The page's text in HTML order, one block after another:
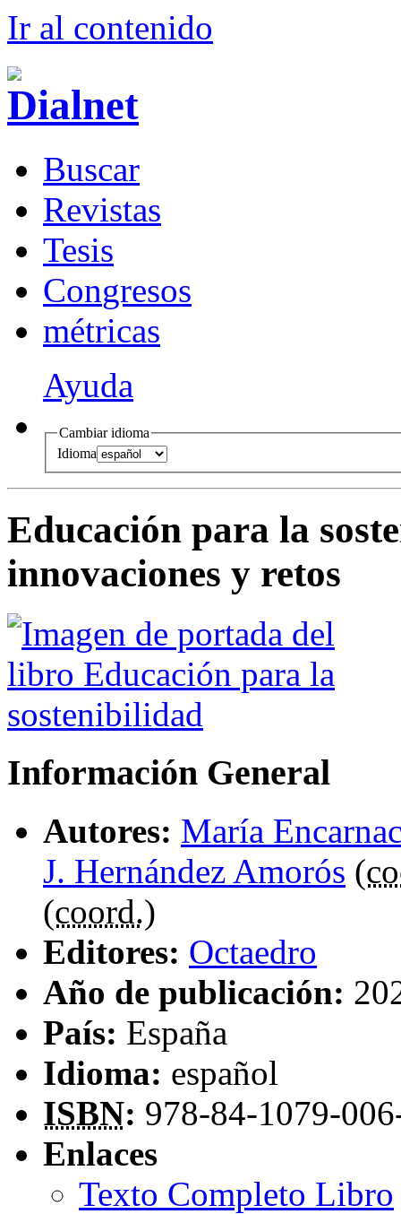
Ir al contenido
Buscar
Revistas
Tesis
Congresos
métricas
Ayuda
Cambiar idioma
Idioma
Educación para la
innovaciones y retos
Información General
Autores: María
J. Hernández Amorós (
(coord.)
Editores: Octaedro
Año de publicación:
País: España
Idioma: español
ISBN: 978-84-1079-
Enlaces
Texto Completo Libro